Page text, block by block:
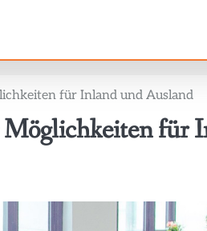
für Inland und Ausland
für